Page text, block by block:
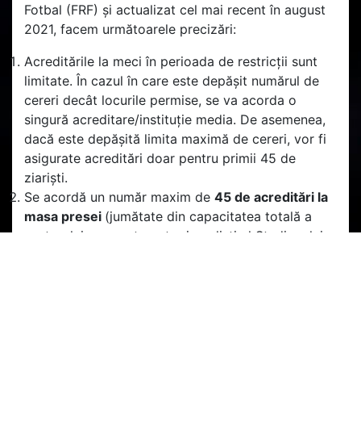
Fotbal (FRF) și actualizat cel mai recent în august
2021, facem următoarele precizări:
Acreditările la meci în perioada de restricții sunt
limitate. În cazul în care este depășit numărul de
cereri decât locurile permise, se va acorda o
singură acreditare/instituție media. De asemenea,
dacă este depășită limita maximă de cereri, vor fi
asigurate acreditări doar pentru primii 45 de
ziariști.
Se acordă un număr maxim de 45 de acreditări la
masa presei (jumătate din capacitatea totală a
sectorului rezervat pentru jurnaliști al Stadionului